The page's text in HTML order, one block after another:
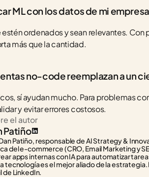
ML con los datos de mi
estén ordenados y sean relevantes.
más que la cantidad.
no-code reemplazan a un
sí ayudan mucho. Para problemas
y evitar errores costosos.
el autor
Patiño
Patiño, responsable de AI Strategy &
del e-commerce (CRO, Email Marketing y
apps internas con IA para automatizar
tecnología es el mejor aliado de la
de LinkedIn.